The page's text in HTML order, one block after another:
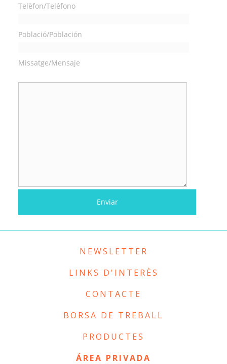
Telèfon/Teléfono
Població/Población
Missatge/Mensaje
NEWSLETTER
LINKS D'INTERÈS
CONTACTE
BORSA DE TREBALL
PRODUCTES
ÁREA PRIVADA